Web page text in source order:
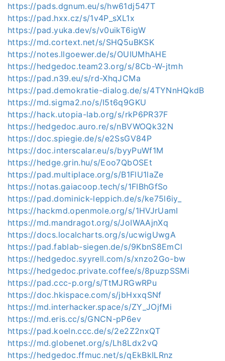
https://pads.dgnum.eu/s/hw61dj547T
https://pad.hxx.cz/s/1v4P_sXL1x
https://pad.yuka.dev/s/v0uikT6igW
https://md.cortext.net/s/SHQ5uBKSK
https://notes.llgoewer.de/s/OUIUMhAHE
https://hedgedoc.team23.org/s/8Cb-W-jtmh
https://pad.n39.eu/s/rd-XhqJCMa
https://pad.demokratie-dialog.de/s/4TYNnHQkdB
https://md.sigma2.no/s/I5t6q9GKU
https://hack.utopia-lab.org/s/rkP6PR37F
https://hedgedoc.auro.re/s/nBVWOQk32N
https://doc.spiegie.de/s/e2SsGV84P
https://doc.interscalar.eu/s/byyPuWf1M
https://hedge.grin.hu/s/Eoo7QbOSEt
https://pad.multiplace.org/s/B1FlU1laZe
https://notas.gaiacoop.tech/s/1FIBhGfSo
https://pad.dominick-leppich.de/s/ke75l6iy_
https://hackmd.openmole.org/s/1HVJrUamI
https://md.mandragot.org/s/JoIWAAjnXq
https://docs.localcharts.org/s/ucwigUwgA
https://pad.fablab-siegen.de/s/9KbnS8EmCl
https://hedgedoc.syyrell.com/s/xnzo2Go-bw
https://hedgedoc.private.coffee/s/8puzpSSMi
https://pad.ccc-p.org/s/TtMJRGwRPu
https://doc.hkispace.com/s/jbHxxqSNf
https://md.interhacker.space/s/ZY_JOjfMi
https://md.eris.cc/s/GNCN-pP6ev
https://pad.koeln.ccc.de/s/2e2Z2nxQT
https://md.globenet.org/s/Lh8Ldx2vQ
https://hedgedoc.ffmuc.net/s/qEkBkILRnz